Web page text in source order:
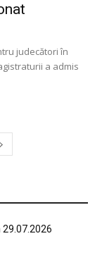
judecători în
a admis